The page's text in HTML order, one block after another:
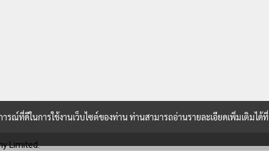
Limited.
ณ์ที่ดีในการใช้งานเว็บไซต์ของท่าน ท่านสามารถอ่านรายละเอียดเพิ่มเติมได้ที่